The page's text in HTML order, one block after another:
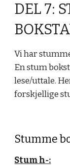
DEL 7:
Vi har
En stum
lese/uttale.
forskjellige
Stumme
Stum h-: